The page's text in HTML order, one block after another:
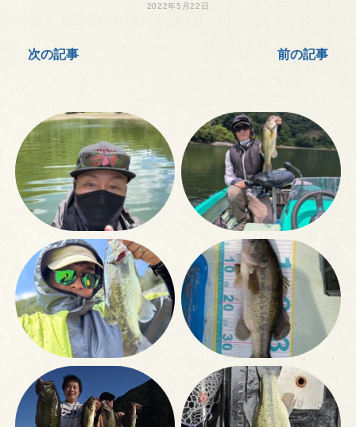
2022年5月22日
次の記事 前の記事